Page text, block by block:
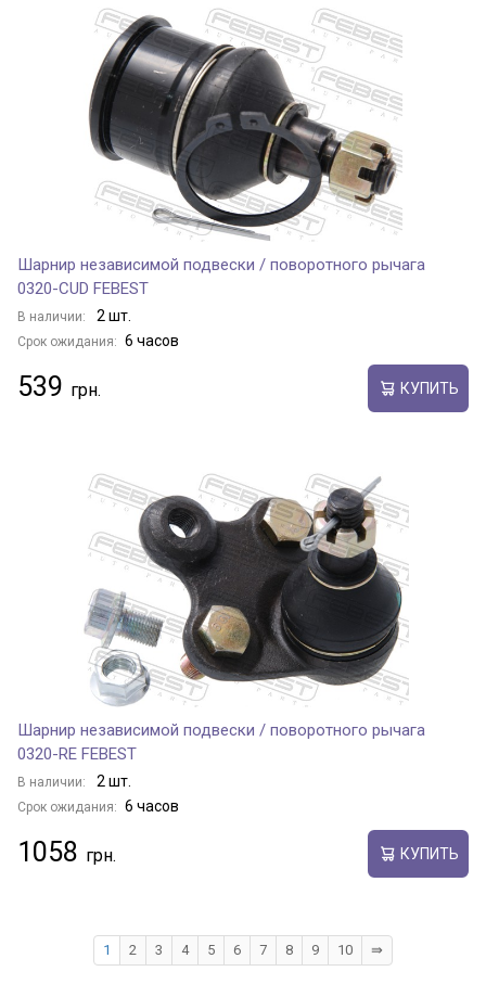
Шарнир независимой подвески / поворотного рычага
0320-CUD FEBEST
В наличии: 2 шт.
Срок ожидания: 6 часов
539 КУПИТЬ
Шарнир независимой подвески / поворотного рычага
0320-RE FEBEST
В наличии: 2 шт.
Срок ожидания: 6 часов
1058 КУПИТЬ
1 2 3 4 5 6 7 8 9 10 ⇛